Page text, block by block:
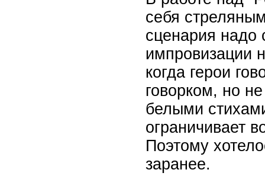
себя
сценария надо
импровизации
когда герои
говорком, но
белыми
ограничивает
Поэтому
заранее.